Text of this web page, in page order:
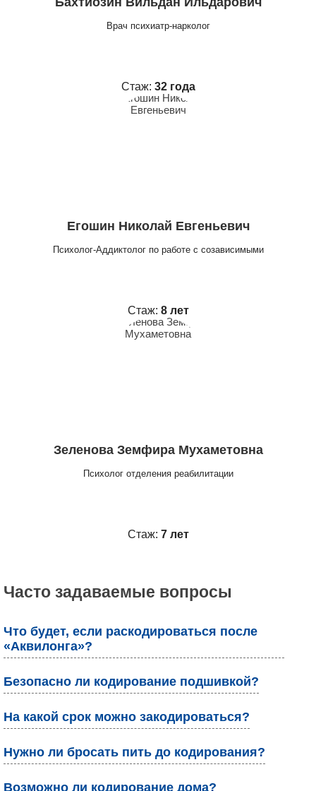
Врач психиатр-нарколог
Стаж: 32 года
Егошин Николай Евгеньевич
Психолог-Аддиктолог по работе с созависимыми
Стаж: 8 лет
Зеленова Земфира Мухаметовна
Психолог отделения реабилитации
Стаж: 7 лет
Часто задаваемые вопросы
Что будет, если раскодироваться после
«Аквилонга»?
Безопасно ли кодирование подшивкой?
На какой срок можно закодироваться?
Нужно ли бросать пить до кодирования?
Возможно ли кодирование дома?